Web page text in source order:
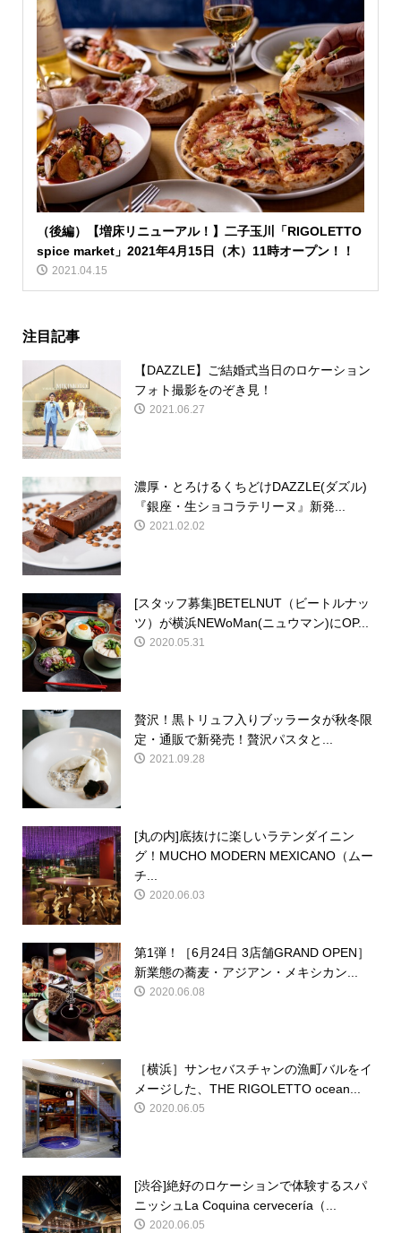
（後編）【増床リニューアル！】二子玉川「RIGOLETTO
spice market」2021年4月15日（木）11時オープン！！
2021.04.15
注目記事
【DAZZLE】ご結婚式当日のロケーション
フォト撮影をのぞき見！
2021.06.27
濃厚・とろけるくちどけDAZZLE(ダズル)
『銀座・生ショコラテリーヌ』新発...
2021.02.02
[スタッフ募集]BETELNUT（ビートルナッ
ツ）が横浜NEWoMan(ニュウマン)にOP...
2020.05.31
贅沢！黒トリュフ入りブッラータが秋冬限
定・通販で新発売！贅沢パスタと...
2021.09.28
[丸の内]底抜けに楽しいラテンダイニン
グ！MUCHO MODERN MEXICANO（ムー
チ...
2020.06.03
第1弾！［6月24日 3店舗GRAND OPEN］
新業態の蕎麦・アジアン・メキシカン...
2020.06.08
［横浜］サンセバスチャンの漁町バルをイ
メージした、THE RIGOLETTO ocean...
2020.06.05
[渋谷]絶好のロケーションで体験するスパ
ニッシュLa Coquina cervecería（...
2020.06.05